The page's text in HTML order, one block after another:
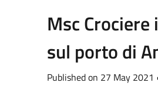
Msc Crociere
sul porto di
Published on 27 May 2021